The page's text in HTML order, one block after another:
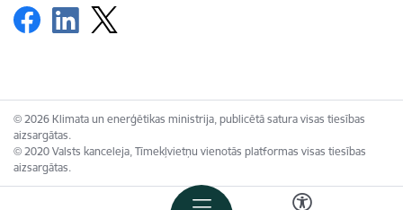
© 2026 Klimata un enerģētikas ministrija, publicētā satura visas tiesības
aizsargātas.
© 2020 Valsts kanceleja, Tīmekļvietņu vienotās platformas visas tiesības
aizsargātas.